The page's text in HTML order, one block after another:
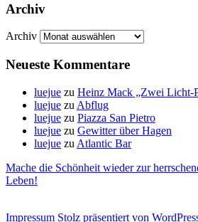
Archiv
Archiv
Neueste Kommentare
luejue zu Heinz Mack „Zwei Licht-
luejue zu Abflug
luejue zu Piazza San Pietro
luejue zu Gewitter über Hagen
luejue zu Atlantic Bar
Mache die Schönheit wieder zur
Leben!
Impressum Stolz präsentiert von